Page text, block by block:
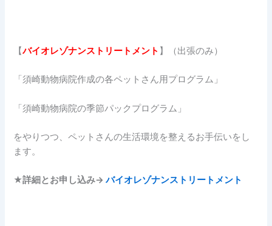
【バイオレゾナンストリートメント 】（出張のみ）
「須崎動物病院作成の各ペットさん用プログラム」
「須崎動物病院の季節パックプログラム」
をやりつつ、ペットさんの生活環境を整えるお手伝いをし
ます。
★詳細とお申し込み→バイオレゾナンストリートメント